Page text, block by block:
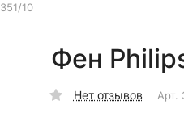
10
Фен
Нет отзывов Арт.